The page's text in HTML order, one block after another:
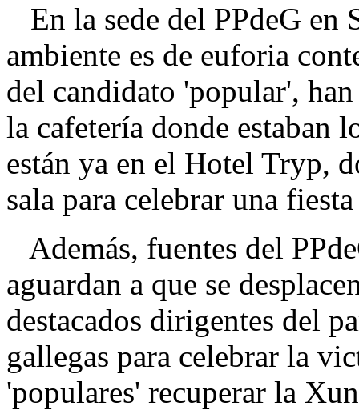
En la sede del PPdeG en
ambiente es de euforia
del candidato 'popular', han
la cafetería donde estaban
están ya en el Hotel Tryp,
sala para celebrar una
Además, fuentes del
aguardan a que se
destacados dirigentes del
gallegas para celebrar la
'populares' recuperar la